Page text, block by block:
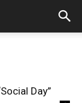
Day”